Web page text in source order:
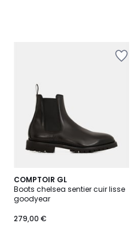
COMPTOIR GL
Boots chelsea sentier cuir lisse
goodyear
279,00 €